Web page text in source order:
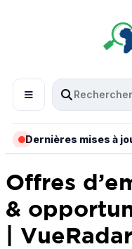
Dernières mises à
Offres
&
| VueRadar